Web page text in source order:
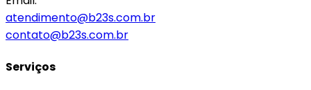
atendimento@b23s.com.br
contato@b23s.com.br
Serviços